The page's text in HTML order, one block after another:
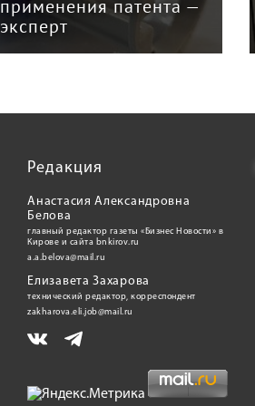
запланирован на 15
сентября
Редакция
Анастасия Александровна
Белова
главный редактор газеты «Бизнес Новости» в
Кирове и сайта bnkirov.ru
a.a.belova@mail.ru
Елизавета Захарова
технический редактор, корреспондент
zakharova.eli.job@mail.ru